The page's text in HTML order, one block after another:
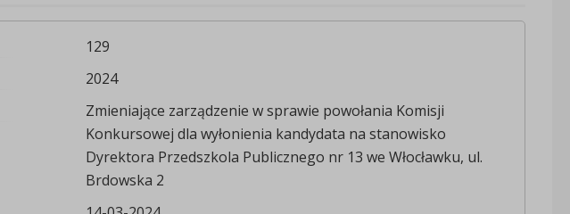
129
2024
Zmieniające zarządzenie w sprawie powołania Komisji
Konkursowej dla wyłonienia kandydata na stanowisko
Dyrektora Przedszkola Publicznego nr 13 we Włocławku, ul.
Brdowska 2